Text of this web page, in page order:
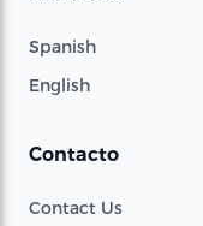
Spanish
English
Contacto
Contact Us